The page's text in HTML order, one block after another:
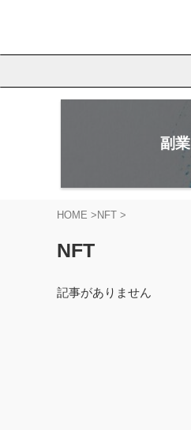
副業
HOME > NFT >
NFT
記事がありません